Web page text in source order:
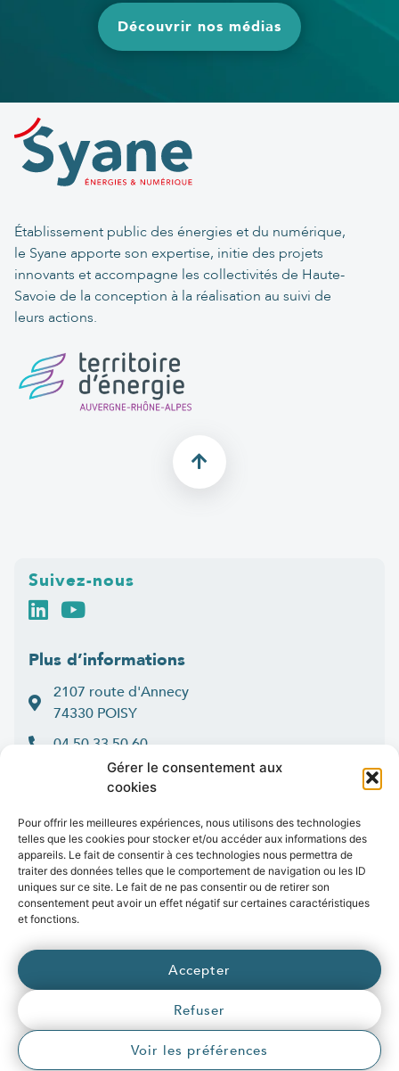
Gérer le consentement aux
cookies
Pour offrir les meilleures expériences, nous utilisons des technologies
telles que les cookies pour stocker et/ou accéder aux informations des
appareils. Le fait de consentir à ces technologies nous permettra de
traiter des données telles que le comportement de navigation ou les ID
uniques sur ce site. Le fait de ne pas consentir ou de retirer son
consentement peut avoir un effet négatif sur certaines caractéristiques
et fonctions.
Accepter
Refuser
Voir les préférences
Découvrir nos médias
Établissement public des énergies et du numérique,
le Syane apporte son expertise, initie des projets
innovants et accompagne les collectivités de Haute-
Savoie de la conception à la réalisation au suivi de
leurs actions.
Suivez-nous
Plus d’informations
2107 route d'Annecy
74330 POISY
04 50 33 50 60
Lun > jeu : 9h-12h et 14h-16h30
9h-12h et 14h-16h
Contact
Marchés publicsPressePublications VidéosOpen data
fibre syanchaleur.fr
/
eborn.fr
© 2026 Syane
Mentions légales
Politique de confidentialitéCrédits